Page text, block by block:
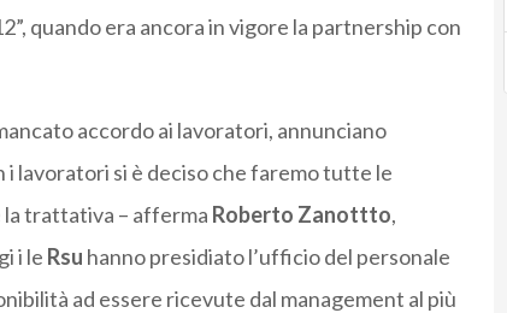
quando era ancora in vigore la partnership con
accordo ai lavoratori, annunciano
i lavoratori si è deciso che faremo tutte le
la trattativa – afferma Roberto Zanottto,
i le Rsu hanno presidiato l’ufficio del personale
ad essere ricevute dal management al più